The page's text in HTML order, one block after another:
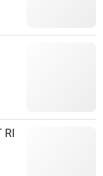
RI